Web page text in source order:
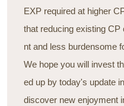
EXP required at higher
that reducing existing
nt and less burdensome
We hope you will invest
ed up by today's update
discover new enjoyment